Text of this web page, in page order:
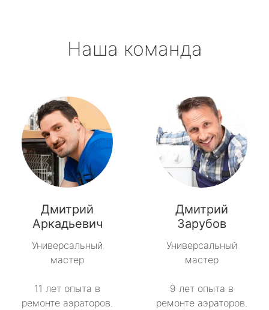
Наша команда
Дмитрий
Аркадьевич
Универсальный
мастер
11 лет опыта в
ремонте аэраторов.
Дмитрий
Зарубов
Универсальный
мастер
9 лет опыта в
ремонте аэраторов.